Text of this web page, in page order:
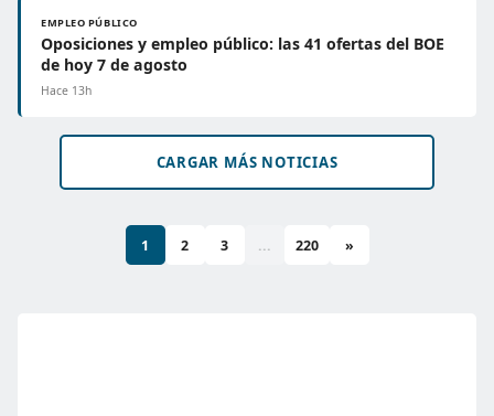
EMPLEO PÚBLICO
Oposiciones y empleo público: las 41 ofertas del BOE
de hoy 7 de agosto
Hace 13h
CARGAR MÁS NOTICIAS
1 2 3 ... 220 »